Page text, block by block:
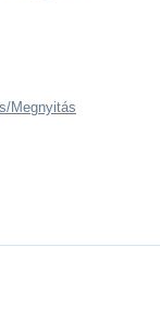
Megnyitás